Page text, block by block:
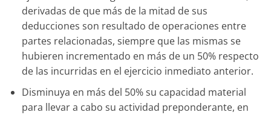
derivadas de que más de la mitad de sus
deducciones son resultado de operaciones entre
partes relacionadas, siempre que las mismas se
hubieren incrementado en más de un 50% respecto
de las incurridas en el ejercicio inmediato anterior.
Disminuya en más del 50% su capacidad material
para llevar a cabo su actividad preponderante, en